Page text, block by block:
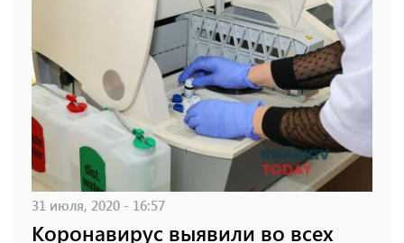
31 июля, 2020 - 16:57
Коронавирус выявили во всех